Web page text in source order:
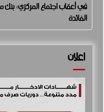
في أعقاب اجتماع المركزي:
الفائدة
اعلان